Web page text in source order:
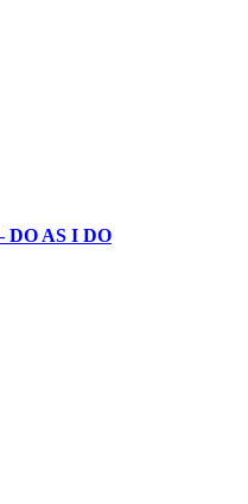
AS I DO